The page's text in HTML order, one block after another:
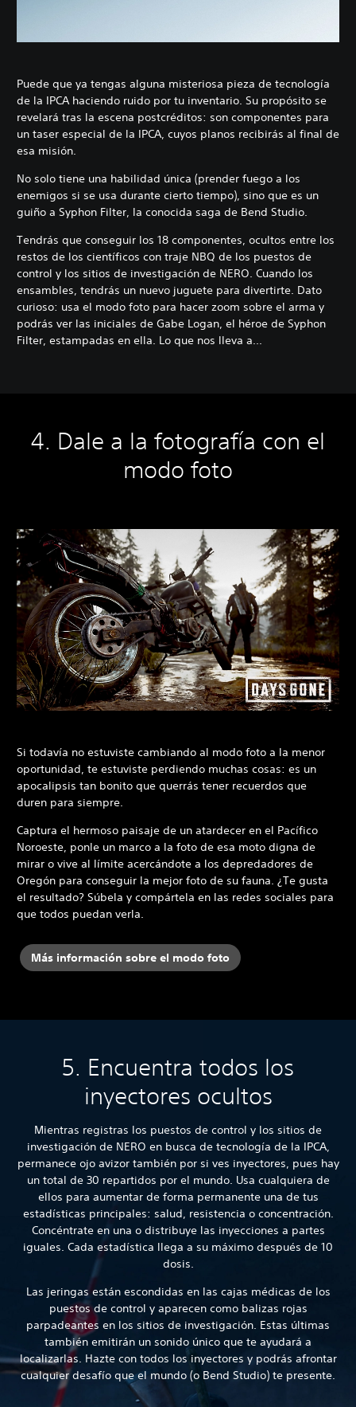
Puede que ya tengas alguna misteriosa pieza de tecnología
de la IPCA haciendo ruido por tu inventario. Su propósito se
revelará tras la escena postcréditos: son componentes para
un taser especial de la IPCA, cuyos planos recibirás al final de
esa misión.
No solo tiene una habilidad única (prender fuego a los
enemigos si se usa durante cierto tiempo), sino que es un
guiño a Syphon Filter, la conocida saga de Bend Studio.
Tendrás que conseguir los 18 componentes, ocultos entre los
restos de los científicos con traje NBQ de los puestos de
control y los sitios de investigación de NERO. Cuando los
ensambles, tendrás un nuevo juguete para divertirte. Dato
curioso: usa el modo foto para hacer zoom sobre el arma y
podrás ver las iniciales de Gabe Logan, el héroe de Syphon
Filter, estampadas en ella. Lo que nos lleva a...
4. Dale a la fotografía con el
modo foto
Si todavía no estuviste cambiando al modo foto a la menor
oportunidad, te estuviste perdiendo muchas cosas: es un
apocalipsis tan bonito que querrás tener recuerdos que
duren para siempre.
Captura el hermoso paisaje de un atardecer en el Pacífico
Noroeste, ponle un marco a la foto de esa moto digna de
mirar o vive al límite acercándote a los depredadores de
Oregón para conseguir la mejor foto de su fauna. ¿Te gusta
el resultado? Súbela y compártela en las redes sociales para
que todos puedan verla.
Más información sobre el modo foto
5. Encuentra todos los
inyectores ocultos
Mientras registras los puestos de control y los sitios de
investigación de NERO en busca de tecnología de la IPCA,
permanece ojo avizor también por si ves inyectores, pues hay
un total de 30 repartidos por el mundo. Usa cualquiera de
ellos para aumentar de forma permanente una de tus
estadísticas principales: salud, resistencia o concentración.
Concéntrate en una o distribuye las inyecciones a partes
iguales. Cada estadística llega a su máximo después de 10
dosis.
Las jeringas están escondidas en las cajas médicas de los
puestos de control y aparecen como balizas rojas
parpadeantes en los sitios de investigación. Estas últimas
también emitirán un sonido único que te ayudará a
localizarlas. Hazte con todos los inyectores y podrás afrontar
cualquier desafío que el mundo (o Bend Studio) te presente.